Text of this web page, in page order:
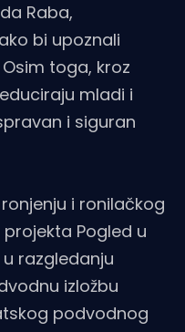
Raba,
bi upoznali
toga, kroz
mladi i
i siguran
i ronilačkog
Pogled u
razgledanju
izložbu
podvodnog